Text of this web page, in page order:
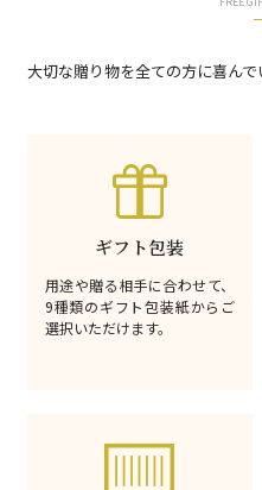
大切な贈り物を全ての方に喜んで
ギフト包装
用途や贈る相手に合わせて、
9種類のギフト包装紙からご
選択いただけます。